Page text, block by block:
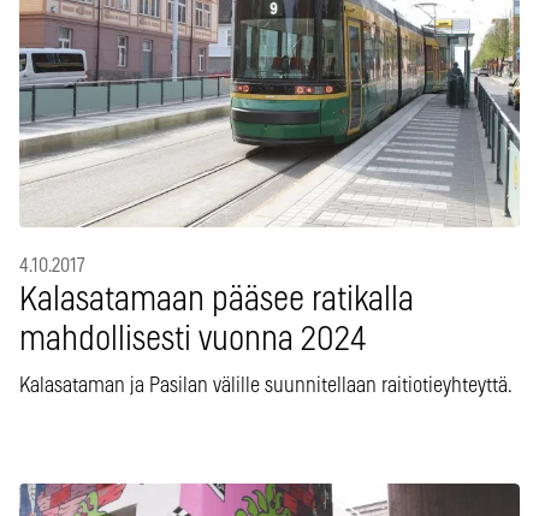
4.10.2017
Kalasatamaan pääsee ratikalla
mahdollisesti vuonna 2024
Kalasataman ja Pasilan välille suunnitellaan raitiotieyhteyttä.